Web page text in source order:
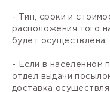
- Тип, сроки и
расположения того
будет осуществлена.
- Если в населенном
отдел выдачи
доставка